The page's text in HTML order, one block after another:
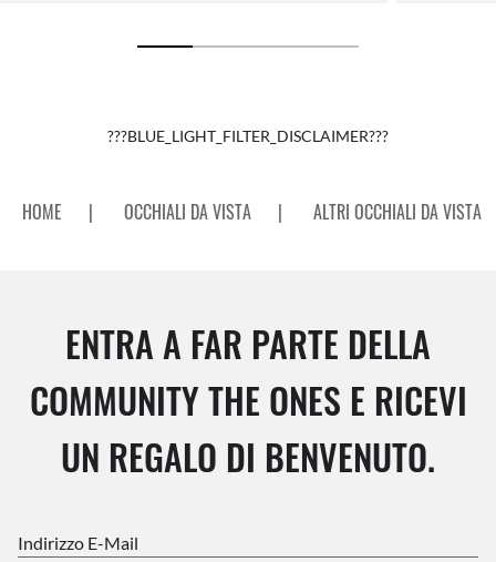
???BLUE_LIGHT_FILTER_DISCLAIMER???
HOME | OCCHIALI DA VISTA | ALTRI OCCHIALI DA VISTA
ENTRA A FAR PARTE DELLA
COMMUNITY THE ONES E RICEVI
UN REGALO DI BENVENUTO.
Indirizzo E-Mail